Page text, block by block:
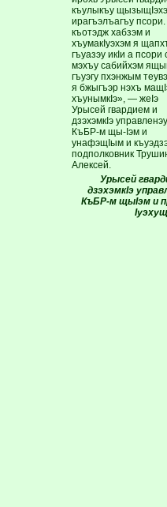
къулыкъу
ирагъэлъагъу
къотэдж хабзэм и
хъумакIуэхэм я
гъуазэу икIи а псори
мэхъу сабийхэм
гъуэгу пхэнжым
я бжыгъэр нэхъ
хъунымкIэ», — жеIэ
Урысей гвардием и
дзэхэмкIэ
КъБР-м щы-Iэм и
унафэщIым и
подполковник
Алексей.
Урысей
дзэхэмкIэ
КъБР-м щыIэм и
I